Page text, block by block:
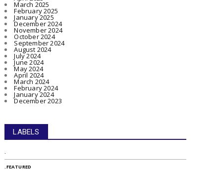
March 2025
February 2025
January 2025
December 2024
November 2024
October 2024
September 2024
August 2024
July 2024
June 2024
May 2024
April 2024
March 2024
February 2024
January 2024
December 2023
LABELS
.
.FEATURED